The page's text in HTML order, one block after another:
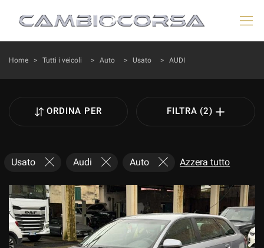
HOME
VEICOLI AYVENS
ACQUISTIAMO USATO
DICONO DI NOI
Home > Tutti i veicoli > Auto > Usato > AUDI
ORDINA PER FILTRA (2)
Usato Audi Auto Azzera tutto